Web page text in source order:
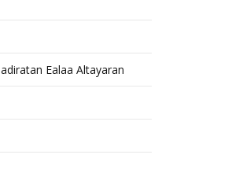
Ealaa Altayaran